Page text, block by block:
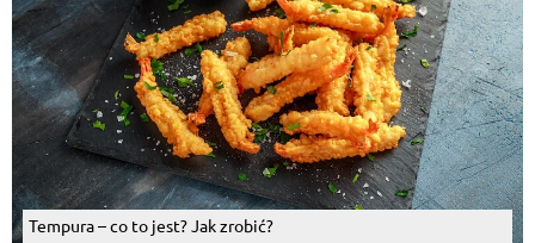
Tempura – co to jest? Jak zrobić?